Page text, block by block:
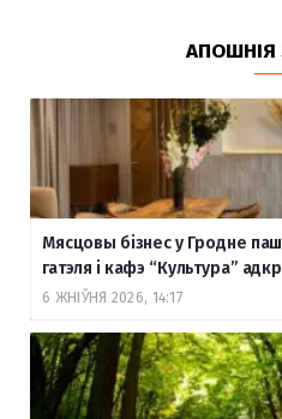
АПОШНІЯ
Мясцовы бізнес у Гродне
гатэля і кафэ “Культура”
6 ЖНІЎНЯ 2026, 14:17